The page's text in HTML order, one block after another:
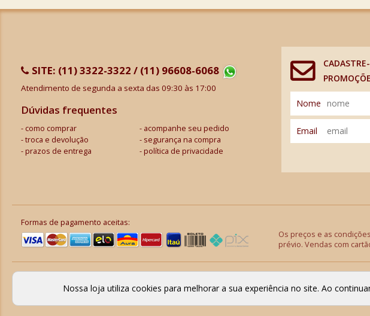
SITE: (11) 3322-3322 / (11) 96608-6068
Atendimento de segunda a sexta das 09:30 às 17:00
Dúvidas frequentes
como comprar
acompanhe seu pedido
troca e devolução
segurança na compra
prazos de entrega
política de privacidade
Nome
Email
Formas de pagamento aceitas:
Os preços e as
prévio. Vendas com
Nossa loja utiliza cookies para melhorar a sua experiência no site. Ao